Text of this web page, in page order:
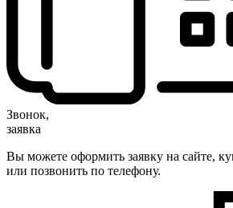
Звонок,
заявка
Вы можете оформить заявку на сайте,
или позвонить по телефону.